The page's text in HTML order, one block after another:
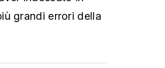
grandi errori della